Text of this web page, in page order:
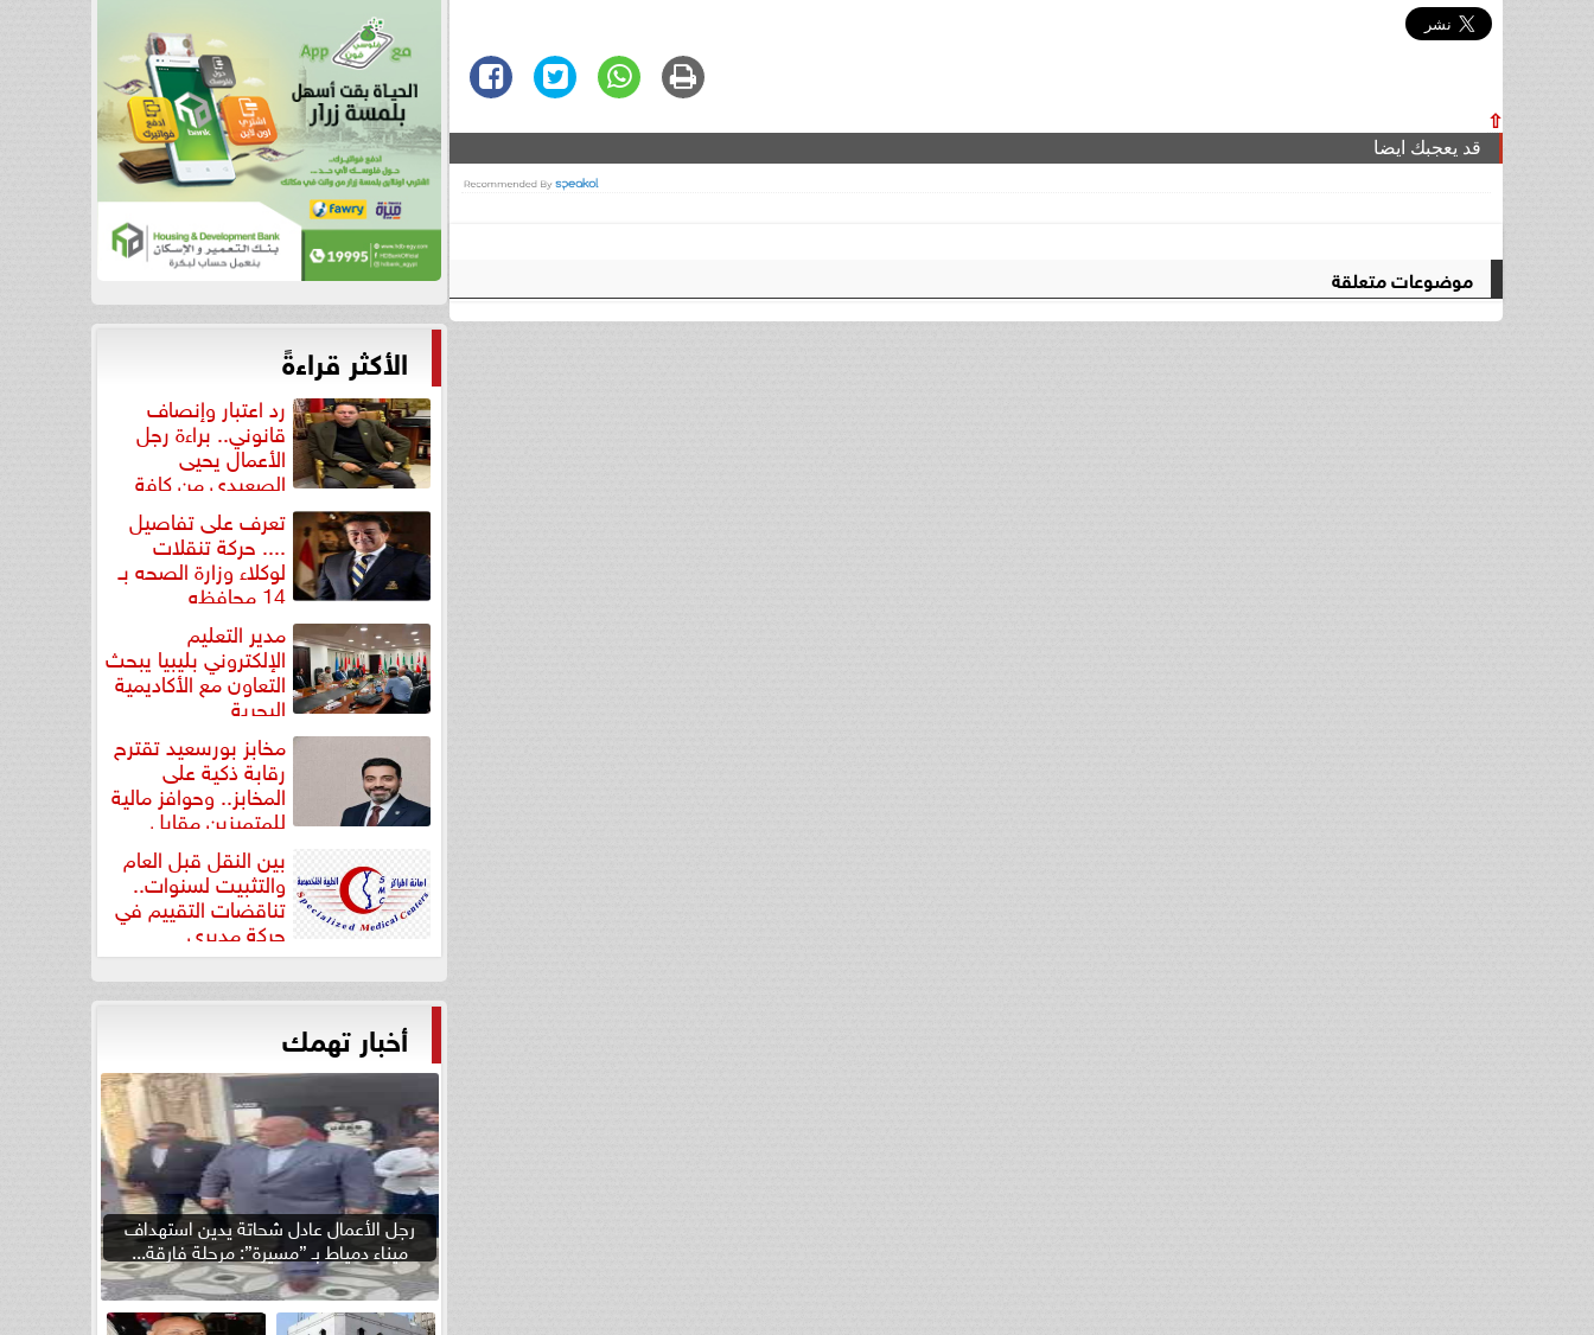
⇧
قد يعجبك ايضا
موضوعات متعلقة
الأكثر قراءةً
رد اعتبار وإنصاف
قانوني.. براءة رجل
الأعمال يحيى
الصعيدي من كافة
التهم... تعرف على تفاصيل
.... حركة تنقلات
لوكلاء وزارة الصحه بـ
14 محافظه
مدير التعليم
الإلكتروني بليبيا يبحث
التعاون مع الأكاديمية
البحرية
مخابز بورسعيد تقترح
رقابة ذكية على
المخابز.. وحوافز مالية
للمتميزين مقابل
بين النقل قبل العام
والتثبيت لسنوات..
تناقضات التقييم في
حركة مديري
”مستشفيات...
أخبار تهمك
رجل الأعمال عادل شحاتة يدين استهداف
ميناء دمياط بـ ”مسيرة”: مرحلة فارقة...